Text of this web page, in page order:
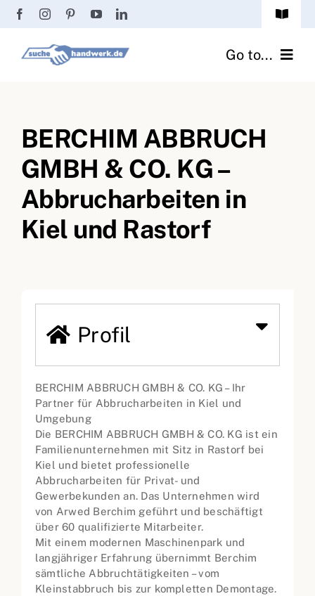
Zum
springen
Toggle
Passwort vergessen? Go to...
Fliesenrechner
Handwerker Ratgeber
Wir über uns
BERCHIM ABBRUCH
GMBH & CO. KG –
Abbrucharbeiten in
Kiel und Rastorf
Profil
BERCHIM ABBRUCH GMBH & CO. KG – Ihr
Partner für Abbrucharbeiten in Kiel und
Umgebung
Die BERCHIM ABBRUCH GMBH & CO. KG ist ein
Familienunternehmen mit Sitz in Rastorf bei
Kiel und bietet professionelle
Abbrucharbeiten für Privat- und
Gewerbekunden an. Das Unternehmen wird
von Arwed Berchim geführt und beschäftigt
über 60 qualifizierte Mitarbeiter.
Mit einem modernen Maschinenpark und
langjähriger Erfahrung übernimmt Berchim
sämtliche Abbruchtätigkeiten – vom
Kleinstabbruch bis zur kompletten Demontage.